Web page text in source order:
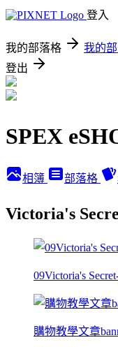
登入
我的部落格 我的
登出
SPEX
相簿 部落格
Victoria's
09Victoria's
購物教學文章